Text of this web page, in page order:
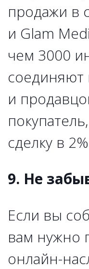
продажи в
и Glam
чем 3000
соединяют
и
сделку в
9. Не
Если вы
вам нужно
онлайн-